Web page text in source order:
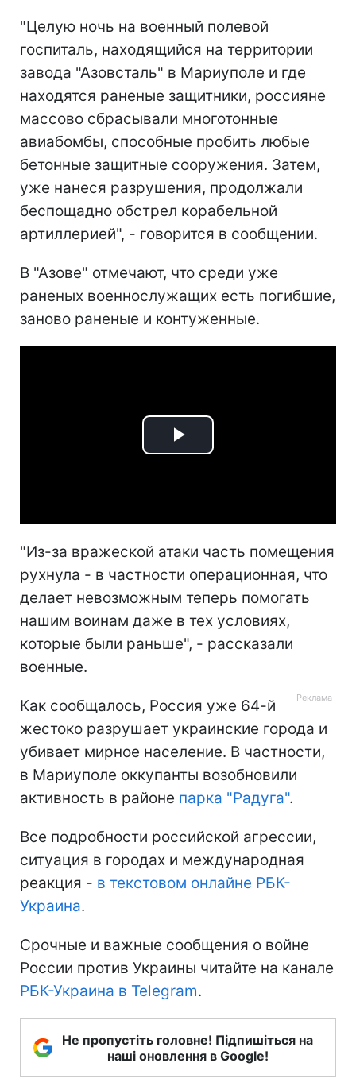
"Целую ночь на военный полевой
госпиталь, находящийся на территории
завода "Азовсталь" в Мариуполе и где
находятся раненые защитники, россияне
массово сбрасывали многотонные
авиабомбы, способные пробить любые
бетонные защитные сооружения. Затем,
уже нанеся разрушения, продолжали
беспощадно обстрел корабельной
артиллерией", - говорится в сообщении.
В "Азове" отмечают, что среди уже
раненых военнослужащих есть погибшие,
заново раненые и контуженные.
Play
"Из-за вражеской атаки часть помещения
рухнула - в частности операционная, что
делает невозможным теперь помогать
нашим воинам даже в тех условиях,
которые были раньше", - рассказали
военные.
Как сообщалось, Россия уже 64-й
жестоко разрушает украинские города и
убивает мирное население. В частности,
в Мариуполе оккупанты возобновили
активность в районе парка "Радуга".
Все подробности российской агрессии,
ситуация в городах и международная
реакция - в текстовом онлайне РБК-
Украина.
Срочные и важные сообщения о войне
России против Украины читайте на канале
РБК-Украина в Telegram.
Не пропустіть головне! Підпишіться на
наші оновлення в Google!